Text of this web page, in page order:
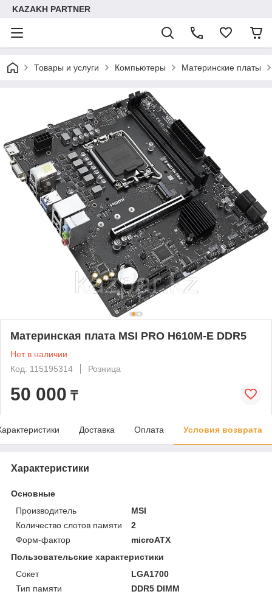
KAZAKH PARTNER
Товары и услуги Компьютеры Материнские платы
Материнская плата MSI PRO H610M-E DDR5
Нет в наличии
Код: 115195314
Розница
50 000 ₸
Доставка Оплата Условия возврата
Характеристики
Основные
Производитель
MSI
Количество слотов памяти
2
Форм-фактор
microATX
Пользовательские характеристики
Сокет
LGA1700
Тип памяти
DDR5 DIMM